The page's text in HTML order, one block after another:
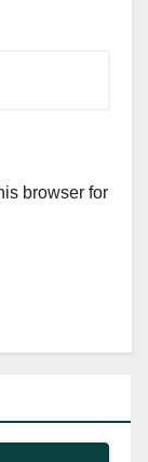
browser for